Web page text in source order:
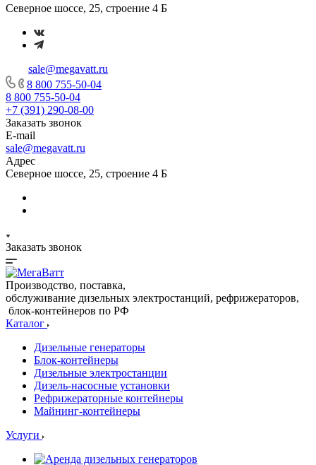
Северное шоссе, 25, строение 4 Б
sale@megavatt.ru
8 800 755-50-04
8 800 755-50-04
+7 (391) 290-08-00
Заказать звонок
E-mail
sale@megavatt.ru
Адрес
Северное шоссе, 25, строение 4 Б
Заказать звонок
Производство, поставка,
обслуживание дизельных электростанций, рефрижераторов,
блок-контейнеров по РФ
Каталог
Дизельные генераторы
Блок-контейнеры
Дизельные электростанции
Дизель-насосные установки
Рефрижераторные контейнеры
Майнинг-контейнеры
Услуги